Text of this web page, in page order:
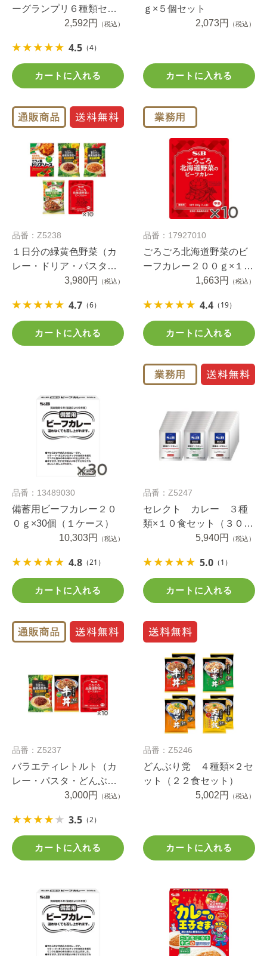
ーグランプリ６種類セッ
2,592円 （税込）
4.5 （4）
カートに入れる
ｇ×５個セット
2,073円
（税込）
カートに入れる
品番：Z5238
１日分の緑黄色野菜（カ
レー・ドリア・パスタ２
種）＆ごろごろ野菜カレ
3,980円 （税込）
4.7 （6）
カートに入れる
品番：17927010
ごろごろ北海道野菜のビ
ーフカレー２００ｇ×１０
1,663円 （税込）
4.4 （19）
カートに入れる
品番：13489030
備蓄用ビーフカレー２０
０ｇ×30個（１ケース）
10,303円
（税込）
4.8 （21）
カートに入れる
品番：Z5247
セレクト カレー ３種
類×１０食セット（３０
5,940円 （税込）
5.0 （1）
カートに入れる
品番：Z5237
バラエティレトルト（カ
レー・パスタ・どんぶ
り）１５食セット
3,000円 （税込）
3.5 （2）
カートに入れる
品番：Z5246
どんぶり党 ４種類×２セ
ット（２２食セット）
5,002円
（税込）
カートに入れる